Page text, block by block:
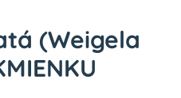
(Weigela